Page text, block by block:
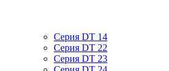
Серия DT 14
Серия DT 22
Серия DT 23